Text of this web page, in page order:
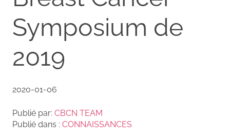
Symposium de
2019
2020-01-06
Publié par: CBCN TEAM
Publié dans : CONNAISSANCES